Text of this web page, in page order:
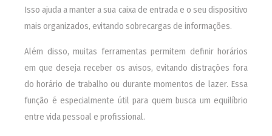
Isso ajuda a manter a sua caixa de entrada e o seu dispositivo
mais organizados, evitando sobrecargas de informações.
Além disso, muitas ferramentas permitem definir horários
em que deseja receber os avisos, evitando distrações fora
do horário de trabalho ou durante momentos de lazer. Essa
função é especialmente útil para quem busca um equilíbrio
entre vida pessoal e profissional.